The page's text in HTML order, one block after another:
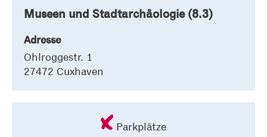
Museen und Stadtarchäologie (8.3)
Adresse
Ohlroggestr. 1
27472 Cuxhaven
Parkplätze